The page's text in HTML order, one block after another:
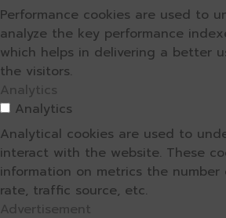
Performance cookies are used to
analyze the key performance
which helps in delivering a better
the visitors.
Analytics
Analytics
Analytical cookies are used to
interact with the website. These
information on metrics the number
rate, traffic source, etc.
Advertisement